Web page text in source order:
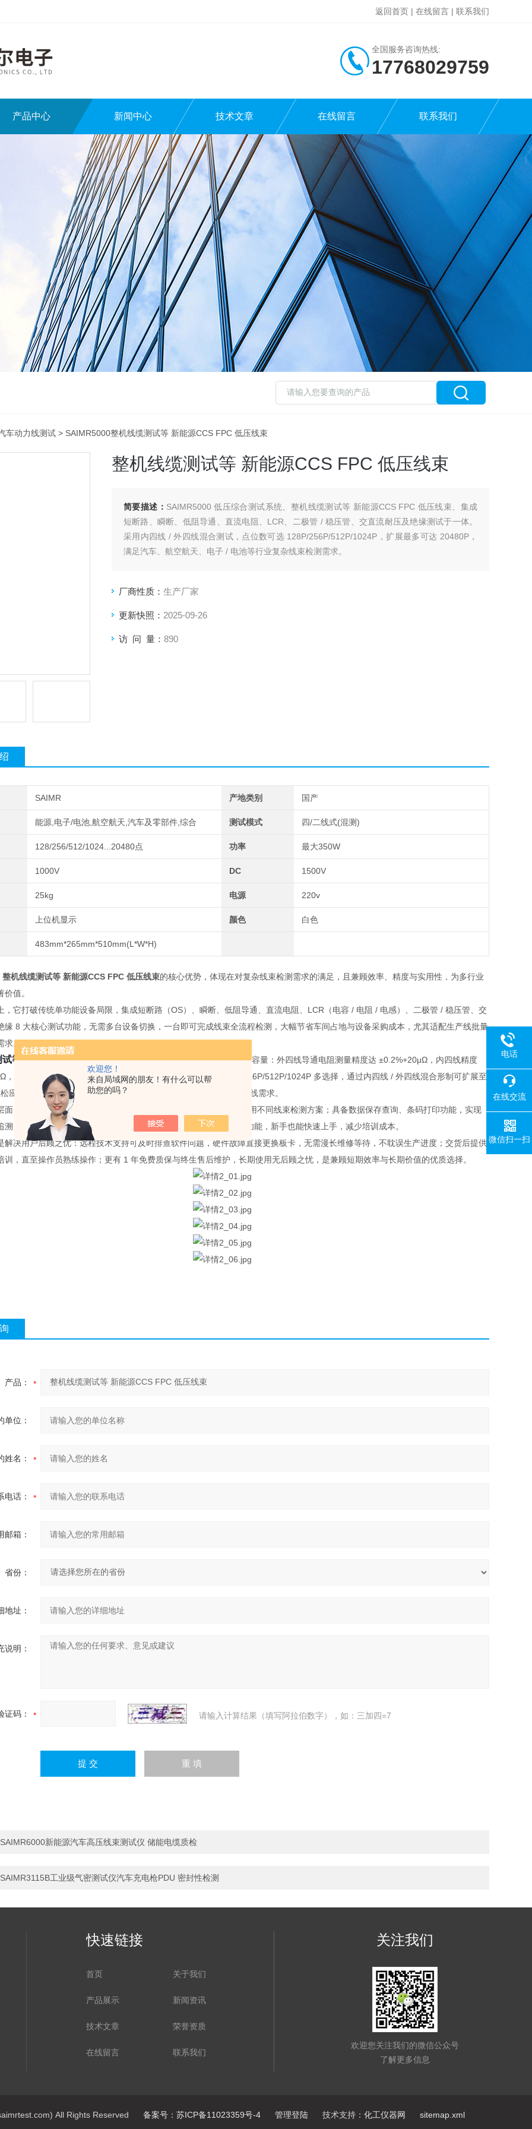
欢迎您！
来自局域网的朋友！有什么可以帮
助您的吗？
返回首页 | 在线留言 | 联系我们
全国服务咨询热线:
17768029759
产品中心 新闻中心 技术文章 在线留言 联系我们
车动力线测试 > SAIMR5000整机线缆测试等 新能源CCS FPC 低压线束
整机线缆测试等 新能源CCS FPC 低压线束
简要描述： SAIMR5000 低压综合测试系统、整机线缆测试等 新能源CCS FPC 低压线束、集成
短断路、瞬断、低阻导通、直流电阻、LCR、二极管 / 稳压管、交直流耐压及绝缘测试于一体。
采用内四线 / 外四线混合测试，点位数可选 128P/256P/512P/1024P，扩展最多可达 20480P，
满足汽车、航空航天、电子 / 电池等行业复杂线束检测需求。
厂商性质： 生产厂家
更新快照： 2025-09-26
访 问 量： 890
SAIMR 产地类别 国产
能源,电子/电池,航空航天,汽车及零部件,综合 测试模式 四/二线式(混测)
128/256/512/1024...20480点 功率 最大350W
1000V DC 1500V
25kg 电源 220v
上位机显示 颜色 白色
483mm*265mm*510mm(L*W*H)
整机线缆测试等 新能源CCS FPC 低压线束的核心优势，体现在对复杂线束检测需求的满足，且兼顾效率、精度与实用性，为多行业
价值。
上，它打破传统单功能设备局限，集成短断路（OS）、瞬断、低阻导通、直流电阻、LCR（电容 / 电阻 / 电感）、二极管 / 稳压管、交
缘 8 大核心测试功能，无需多台设备切换，一台即可完成线束全流程检测，大幅节省车间占地与设备采购成本，尤其适配生产线批量
。
等 新能源CCS FPC 低压线束技术实力上，其测试精度与点数容量：外四线导通电阻测量精度达 ±0.2%+20μΩ，内四线精度
，LCR 测试误差仅 ±2%，确保数据可靠；标准点位数提供 128P/256P/512P/1024P 多选择，通过内四线 / 外四线混合形制可扩展至
应对汽车、航空航天等领域多节点复杂线束检测，适配不同规模产线需求。
面，*软件系统降低使用门槛：支持项目管理、网段管理，可快速调用不同线束检测方案；具备数据保存查询、条码打印功能，实现
溯；三级用户权限设计保障操作安全，搭配系统自检、找点等辅助功能，新手也能快速上手，减少培训成本。
解决用户后顾之忧：远程技术支持可及时排查软件问题，硬件故障直接更换板卡，无需漫长维修等待，不耽误生产进度；交货后提供
训，直至操作员熟练操作；更有 1 年免费质保与终生售后维护，长期使用无后顾之忧，是兼顾短期效率与长期价值的优质选择。
产品：
单位：
姓名：
电话：
邮箱：
省份：
地址：
说明：
证码： 请输入计算结果（填写阿拉伯数字），如：三加四=7
SAIMR6000新能源汽车高压线束测试仪 储能电缆质检
SAIMR3115B工业级气密测试仪汽车充电枪PDU 密封性检测
快速链接
首页 关于我们
产品展示 新闻资讯
技术文章 荣誉资质
在线留言 联系我们
关注我们
欢迎您关注我们的微信公众号
了解更多信息
All Rights Reserved 备案号：苏ICP备11023359号-4 管理登陆 技术支持： 化工仪器网 sitemap.xml
电话
在线交流
微信扫一扫